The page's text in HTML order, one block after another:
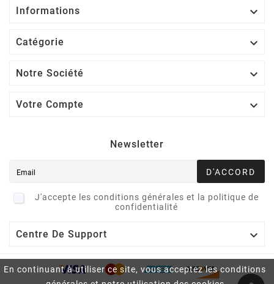
En continuant à utiliser ce site, vous acceptez les conditions
Informations 
Catégorie 
Notre Société 
Votre Compte 
Newsletter
D'ACCORD
J'accepte les conditions générales et la politique de
confidentialité
Centre De Support 